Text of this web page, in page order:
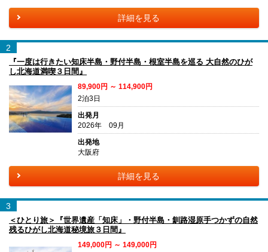
詳細を見る
2
『一度は行きたい知床半島・野付半島・根室半島を巡る 大自然のひが
し北海道満喫３日間』
89,900円 ～ 114,900円
2泊3日
出発月
2026年 09月
出発地
大阪府
詳細を見る
3
＜ひとり旅＞『世界遺産「知床」・野付半島・釧路湿原手つかずの自然
残るひがし北海道秘境旅３日間』
149,000円 ～ 149,000円